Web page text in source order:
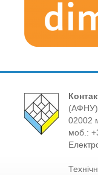
(АФНУ)
02002
моб.: